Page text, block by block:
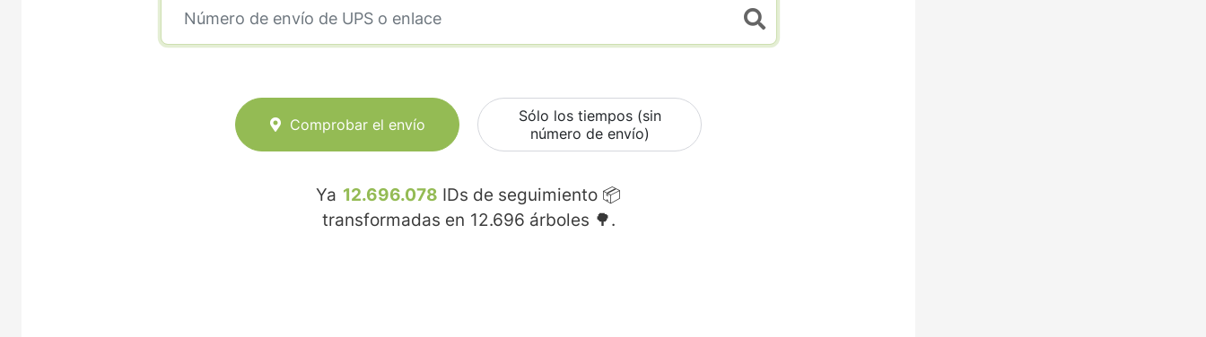
Comprobar el envío
Sólo los tiempos (sin
número de envío)
Ya 12.696.078 IDs de seguimiento 📦
transformadas en 12.696 árboles 🌳.